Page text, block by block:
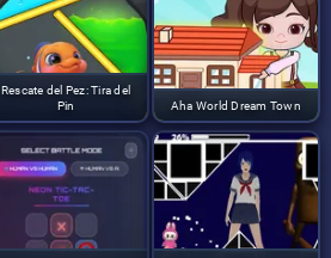
Rescate del Pez: Tira del
Pin
Aha World Dream Town